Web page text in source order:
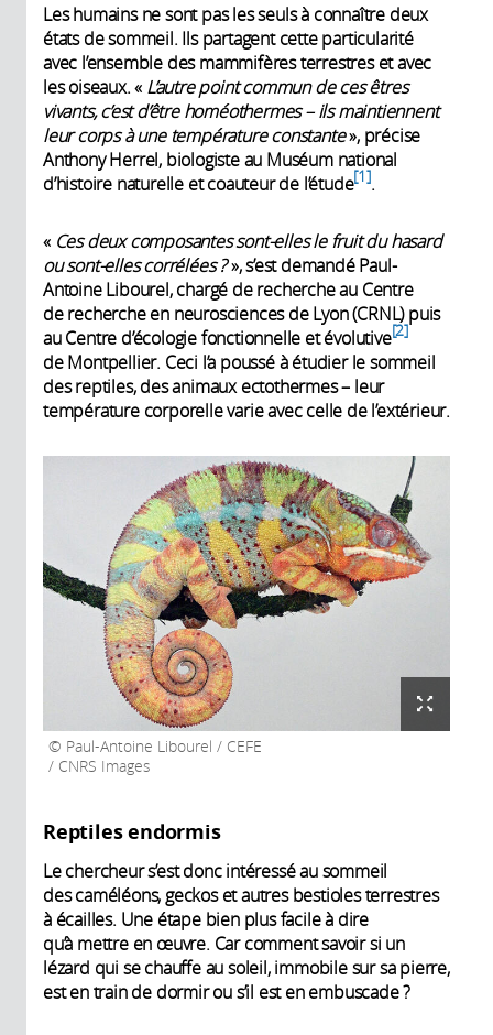
Les humains ne sont pas les seuls à connaître deux
états de sommeil. Ils partagent cette particularité
avec l’ensemble des mammifères terrestres et avec
les oiseaux. « L’autre point commun de ces êtres
vivants, c’est d’être homéothermes – ils maintiennent
leur corps à une température constante», précise
Anthony Herrel, biologiste au Muséum national
d’histoire naturelle et coauteur de l’étude 1 .
« Ces deux composantes sont-elles le fruit du hasard
ou sont-elles corrélées ?», s’est demandé Paul-
Antoine Libourel, chargé de recherche au Centre
de recherche en neurosciences de Lyon (CRNL) puis
au Centre d’écologie fonctionnelle et évolutive 2
de Montpellier. Ceci l’a poussé à étudier le sommeil
des reptiles, des animaux ectothermes – leur
température corporelle varie avec celle de l’extérieur.
Paul-Antoine Libourel / CEFE
/ CNRS Images
Reptiles endormis
Le chercheur s’est donc intéressé au sommeil
des caméléons, geckos et autres bestioles terrestres
à écailles. Une étape bien plus facile à dire
qu’à mettre en œuvre. Car comment savoir si un
lézard qui se chauffe au soleil, immobile sur sa pierre,
est en train de dormir ou s’il est en embuscade ?